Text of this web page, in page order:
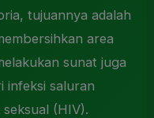
tujuannya adalah
area
sunat juga
infeksi saluran
(HIV).